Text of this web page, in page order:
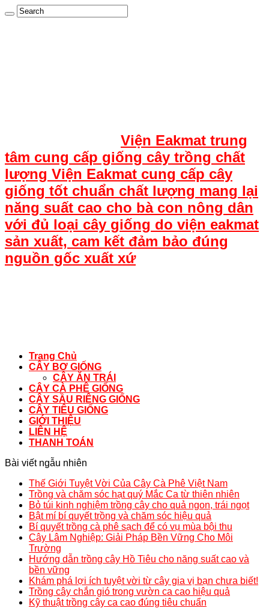
Viện Eakmat trung
tâm cung cấp giống cây trồng chất
lượng Viện Eakmat cung cấp cây
giống tốt chuẩn chất lượng mang lại
năng suất cao cho bà con nông dân
với đủ loại cây giống do viện eakmat
sản xuất, cam kết đảm bảo đúng
nguồn gốc xuất xứ
Trang Chủ
CÂY BƠ GIỐNG
CÂY ĂN TRÁI
CÂY CÀ PHÊ GIỐNG
CÂY SẦU RIÊNG GIỐNG
CÂY TIÊU GIỐNG
GIỚI THIỆU
LIÊN HỆ
THANH TOÁN
Bài viết ngẫu nhiên
Thế Giới Tuyệt Vời Của Cây Cà Phê Việt Nam
Trồng và chăm sóc hạt quý Mắc Ca từ thiên nhiên
Bỏ túi kinh nghiệm trồng cây cho quả ngon, trái ngọt
Bật mí bí quyết trồng và chăm sóc hiệu quả
Bí quyết trồng cà phê sạch để có vụ mùa bội thu
Cây Lâm Nghiệp: Giải Pháp Bền Vững Cho Môi
Trường
Hướng dẫn trồng cây Hồ Tiêu cho năng suất cao và
bền vững
Khám phá lợi ích tuyệt vời từ cây gia vị bạn chưa biết!
Trồng cây chắn gió trong vườn ca cao hiệu quả
Kỹ thuật trồng cây ca cao đúng tiêu chuẩn